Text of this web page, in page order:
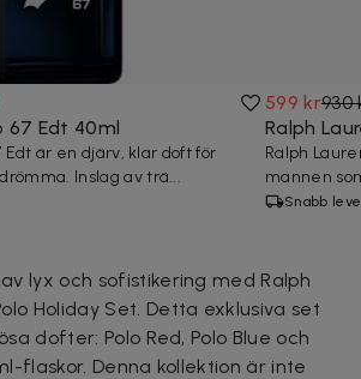
67 Edt 40ml
Edt är en djärv, klar doft för
Inslag av trä...
599 kr930
Ralph
Ralph
mannen
Snabb
lyx och sofistikering med Ralph
Holiday Set. Detta exklusiva set
dofter: Polo Red, Polo Blue och
flaskor. Denna kollektion är inte